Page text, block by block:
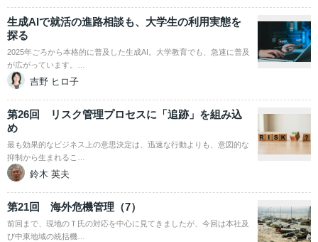
生成AIで就活の進路相談も、大学生の利用実態を
探る
2025年ごろから本格的に普及した生成AI。大学教育でも、急速に普及
が広がっています。…
吉野 ヒロ子
第26回 リスク管理プロセスに「追跡」を組み込
め
最も効果的なビジネス上の意思決定は、迅速な行動よりも、意図的な
抑制から生まれるこ…
鈴木 英夫
第21回 海外危機管理（7）
前回まで、現地のＴ氏の対応を中心に見てきましたが、今回は本社及
び中東地域の統括機…